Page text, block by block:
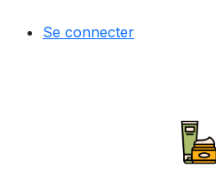
Se connecter